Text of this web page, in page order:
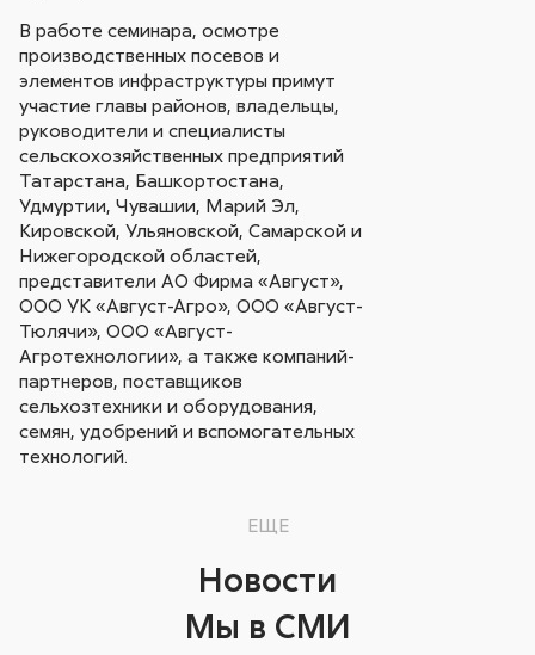
В работе семинара, осмотре
производственных посевов и
элементов инфраструктуры примут
участие главы районов, владельцы,
руководители и специалисты
сельскохозяйственных предприятий
Татарстана, Башкортостана,
Удмуртии, Чувашии, Марий Эл,
Кировской, Ульяновской, Самарской и
Нижегородской областей,
представители АО Фирма «Август»,
ООО УК «Август-Агро», ООО «Август-
Тюлячи», ООО «Август-
Агротехнологии», а также компаний-
партнеров, поставщиков
сельхозтехники и оборудования,
семян, удобрений и вспомогательных
технологий.
ЕЩЕ
Новости
Мы в СМИ